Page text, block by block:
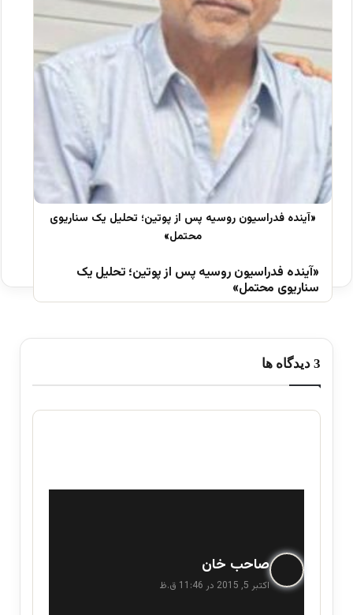
«آینده فدراسیون روسیه پس از پوتین؛ تحلیل یک
سناریوی محتمل»
‫3 دیدگاه ها
صاحب خان
ف
اکتبر 5, 2015 در 11:46 ق.ظ